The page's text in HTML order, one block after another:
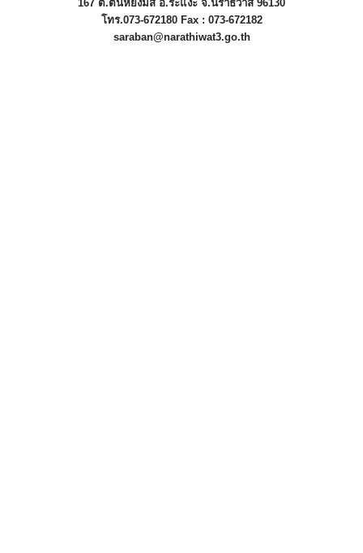
167 ต.ตันหยงมัส อ.ระแงะ จ.นราธิวาส 96130
โทร.073-672180 Fax : 073-672182
saraban@narathiwat3.go.th